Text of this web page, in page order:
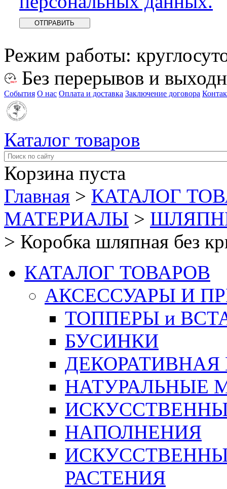
Режим работы:
Без перерывов и
События О нас Оплата и доставка Заключение договора
Каталог товаров
Корзина пуста
Главная > КАТАЛОГ
МАТЕРИАЛЫ >
> Коробка шляпная без
КАТАЛОГ ТОВАРОВ
АКСЕССУАРЫ И
ТОППЕРЫ и
БУСИНКИ
ДЕКОРАТИВНАЯ
НАТУРАЛЬНЫЕ
НАПОЛНЕНИЯ
РАСТЕНИЯ